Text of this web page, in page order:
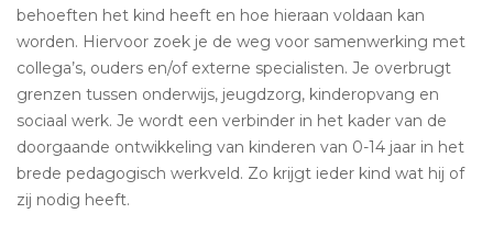
behoeften het kind heeft en hoe hieraan voldaan kan
worden. Hiervoor zoek je de weg voor samenwerking met
collega’s, ouders en/of externe specialisten. Je overbrugt
grenzen tussen onderwijs, jeugdzorg, kinderopvang en
sociaal werk. Je wordt een verbinder in het kader van de
doorgaande ontwikkeling van kinderen van 0-14 jaar in het
brede pedagogisch werkveld. Zo krijgt ieder kind wat hij of
zij nodig heeft.